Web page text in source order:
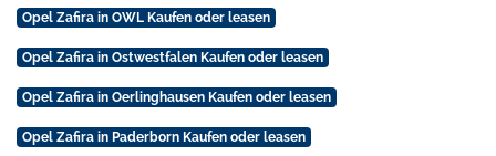
Opel Zafira in OWL Kaufen oder leasen
Opel Zafira in Ostwestfalen Kaufen oder leasen
Opel Zafira in Oerlinghausen Kaufen oder leasen
Opel Zafira in Paderborn Kaufen oder leasen